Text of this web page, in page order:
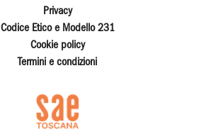
Privacy
Codice Etico e Modello 231
Cookie policy
Termini e condizioni